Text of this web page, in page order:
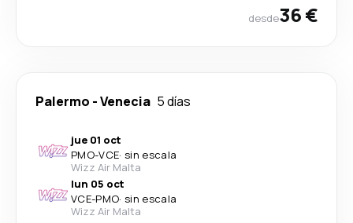
desde36 €
Palermo -Venecia 5 días
jue 01 oct
PMO-VCE· sin escala
Wizz Air Malta
lun 05 oct
VCE-PMO· sin escala
Wizz Air Malta